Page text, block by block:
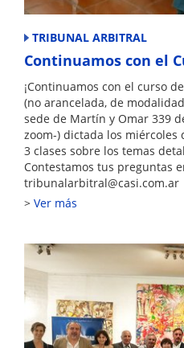
TRIBUNAL ARBITRAL
Continuamos con el
¡Continuamos con el curso
(no arancelada, de
sede de Martín y Omar 339
zoom-) dictada los miércoles
3 clases sobre los temas
Contestamos tus preguntas
tribunalarbitral@casi.com.ar
Ver más